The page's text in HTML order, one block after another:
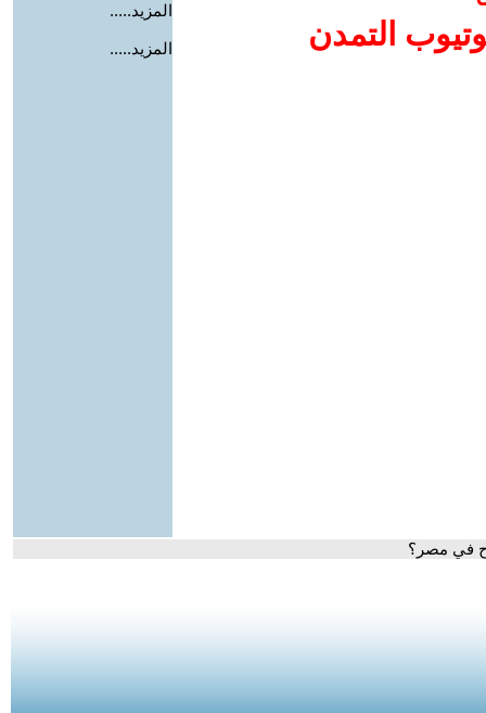
التمدن
المزيد.....
المزيد.....
في مصر؟